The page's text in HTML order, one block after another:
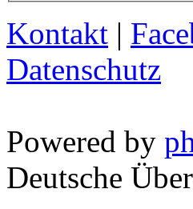
Kontakt |
Datenschutz
Powered by
Deutsche